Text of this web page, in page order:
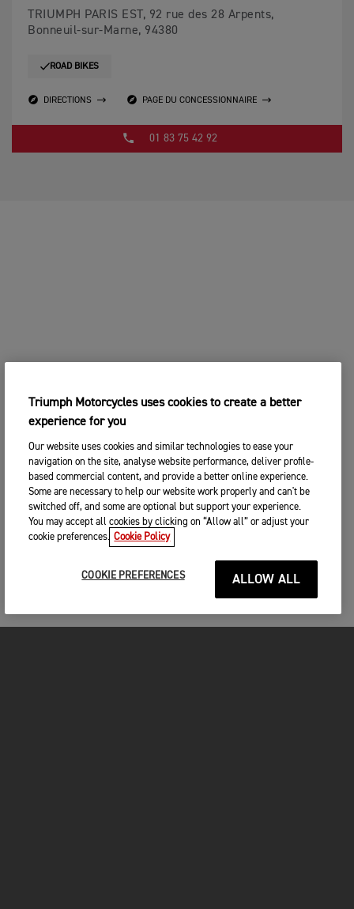
TRIUMPH PARIS EST, 92 rue des 28 Arpents,
Bonneuil-sur-Marne, 94380
ROAD BIKES
DIRECTIONS PAGE DU CONCESSIONNAIRE
01 83 75 42 92
Triumph Motorcycles uses cookies to create a better
experience for you
Our website uses cookies and similar technologies to ease your
navigation on the site, analyse website performance, deliver profile-
based commercial content, and provide a better online experience.
Some are necessary to help our website work properly and can't be
switched off, and some are optional but support your experience.
You may accept all cookies by clicking on “Allow all” or adjust your
cookie preferences. Cookie Policy
COOKIE PREFERENCES ALLOW ALL